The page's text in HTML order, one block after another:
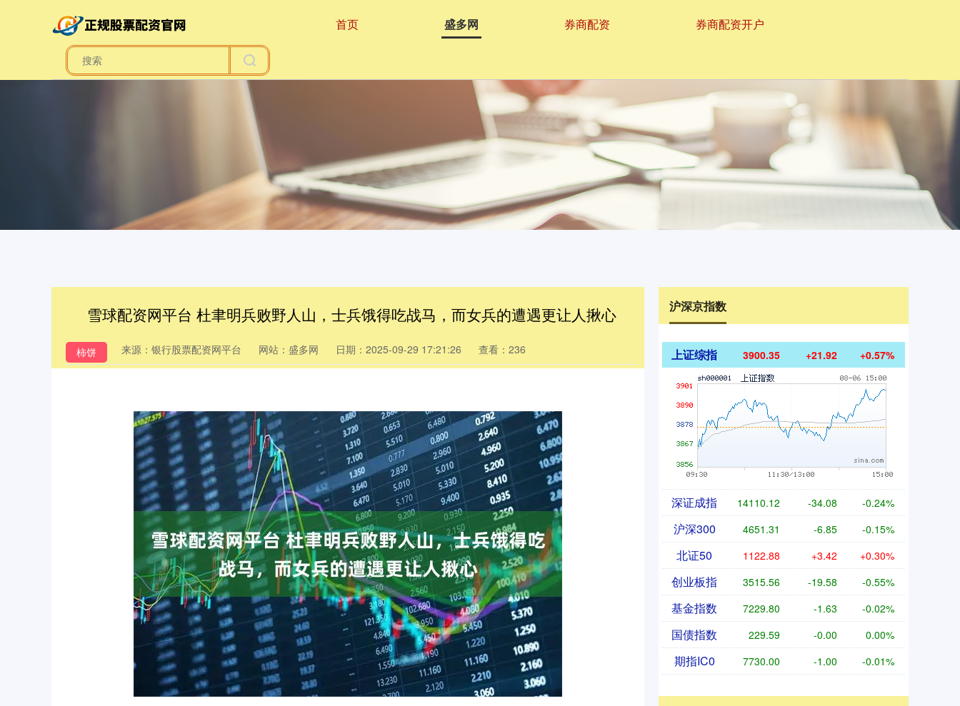
首页 盛多网 券商配资 券商配资开户
雪球配资网平台 杜聿明兵败野人山，士兵饿得吃战马，而女兵的遭遇更让人揪心
柿饼 来源：银行股票配资网平台 网站：盛多网 日期：2025-09-29 17:21:26 查看：236
沪深京指数
上证综指 3900.35 +21.92 +0.57%
深证成指 14110.12 -34.08 -0.24%
沪深300 4651.31 -6.85 -0.15%
北证50 1122.88 +3.42 +0.30%
创业板指 3515.56 -19.58 -0.55%
基金指数 7229.80 -1.63 -0.02%
国债指数 229.59 -0.00 0.00%
期指IC0 7730.00 -1.00 -0.01%